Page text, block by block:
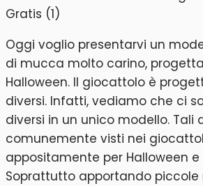
Oggi voglio presentarvi un
di mucca molto carino,
Halloween. Il giocattolo è
diversi. Infatti, vediamo che ci
diversi in un unico modello. Tali
comunemente visti nei
appositamente per Halloween e
Soprattutto apportando